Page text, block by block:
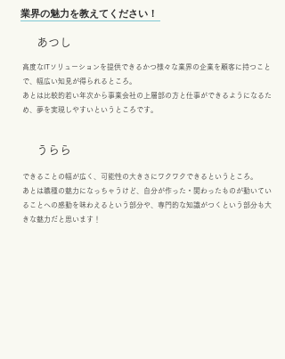
業界の魅力を教えてください！
あつし
高度なITソリューションを提供できるかつ様々な業界の企業を顧客に持つこと
で、幅広い知見が得られるところ。
あとは比較的若い年次から事業会社の上層部の方と仕事ができるようになるた
め、夢を実現しやすいというところです。
うらら
できることの幅が広く、可能性の大きさにワクワクできるというところ。
あとは職種の魅力になっちゃうけど、自分が作った・関わったものが動いてい
ることへの感動を味わえるという部分や、専門的な知識がつくという部分も大
きな魅力だと思います！